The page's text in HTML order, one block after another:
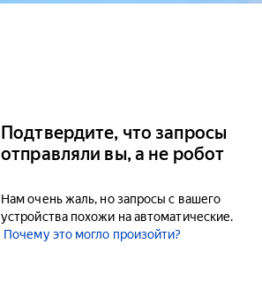
Подтвердите, что запросы
отправляли вы, а не робот
Нам очень жаль, но запросы с вашего
устройства похожи на автоматические.
Почему это могло произойти?